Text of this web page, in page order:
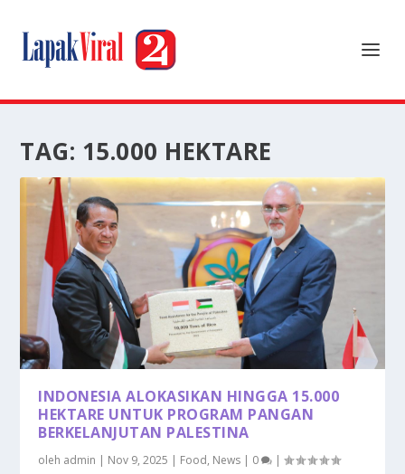
TAG: 15.000 HEKTARE
INDONESIA ALOKASIKAN HINGGA 15.000
HEKTARE UNTUK PROGRAM PANGAN
BERKELANJUTAN PALESTINA
oleh admin | Nov 9, 2025 | Food, News | 0 |